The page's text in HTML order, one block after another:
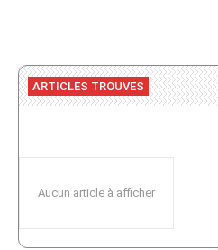
ARTICLES TROUVES
Aucun article à afficher